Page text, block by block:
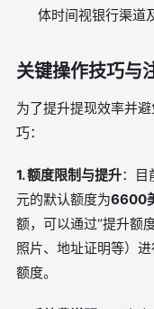
体时间视银行渠道
关键操作技巧与
为了提升提现效率并
巧：
1. 额度限制与提升：目
元的默认额度为6600
额，可以通过“提升额
照片、地址证明等）
额度。